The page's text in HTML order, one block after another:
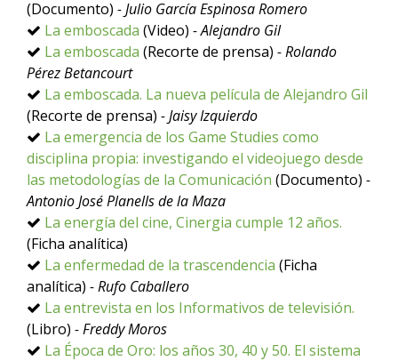
(Documento) - Julio García Espinosa Romero
La emboscada (Video) - Alejandro Gil
La emboscada (Recorte de prensa) - Rolando
Pérez Betancourt
La emboscada. La nueva película de Alejandro Gil
(Recorte de prensa) - Jaisy Izquierdo
La emergencia de los Game Studies como
disciplina propia: investigando el videojuego desde
las metodologías de la Comunicación (Documento) -
Antonio José Planells de la Maza
La energía del cine, Cinergia cumple 12 años.
(Ficha analítica)
La enfermedad de la trascendencia (Ficha
analítica) - Rufo Caballero
La entrevista en los Informativos de televisión.
(Libro) - Freddy Moros
La Época de Oro: los años 30, 40 y 50. El sistema